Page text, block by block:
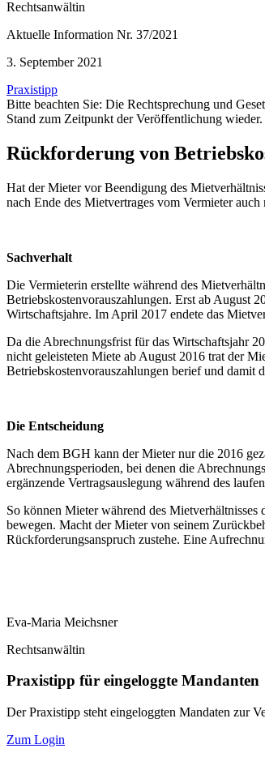
Rechtsanwältin
Aktuelle Information Nr. 37/2021
3. September 2021
Praxistipp
Bitte beachten Sie: Die Rechtsprechung und
Stand zum Zeitpunkt der Veröffentlichung
Rückforderung von
Hat der Mieter vor Beendigung des
nach Ende des Mietvertrages vom Vermieter
Sachverhalt
Die Vermieterin erstellte während des
Betriebskostenvorauszahlungen. Erst ab August
Wirtschaftsjahre. Im April 2017 endete das
Da die Abrechnungsfrist für das Wirtschaftsjahr
nicht geleisteten Miete ab August 2016 trat der
Betriebskostenvorauszahlungen berief und damit
Die Entscheidung
Nach dem BGH kann der Mieter nur die 2016
Abrechnungsperioden, bei denen die
ergänzende Vertragsauslegung während des
So können Mieter während des
bewegen. Macht der Mieter von seinem
Rückforderungsanspruch zustehe. Eine
Eva-Maria Meichsner
Rechtsanwältin
Praxistipp für eingeloggte Mandanten
Der Praxistipp steht eingeloggten Mandaten zur
Zum Login